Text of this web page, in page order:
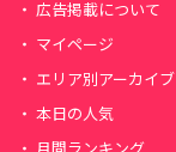
広告掲載について
マイページ
エリア別アーカイブ
本日の人気
月間ランキング